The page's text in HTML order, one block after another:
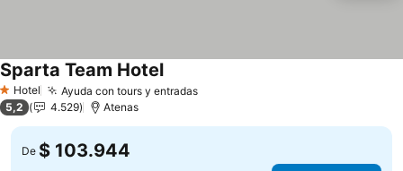
1 Estrellas
Hotel Ayuda con tours y entradas
Sparta Team Hotel
5,2 4.529 Atenas
De $ 103.944